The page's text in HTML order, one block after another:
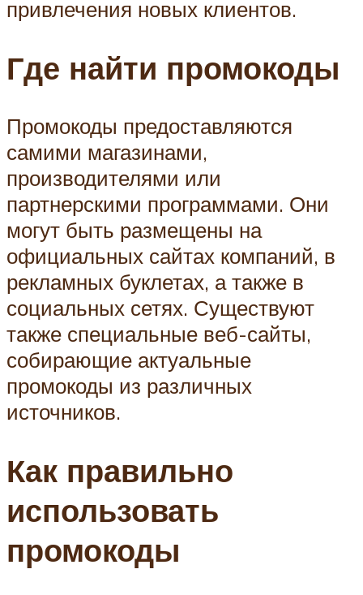
привлечения новых клиентов.
Где найти промокоды
Промокоды предоставляются
самими магазинами,
производителями или
партнерскими программами. Они
могут быть размещены на
официальных сайтах компаний, в
рекламных буклетах, а также в
социальных сетях. Существуют
также специальные веб-сайты,
собирающие актуальные
промокоды из различных
источников.
Как правильно
использовать
промокоды